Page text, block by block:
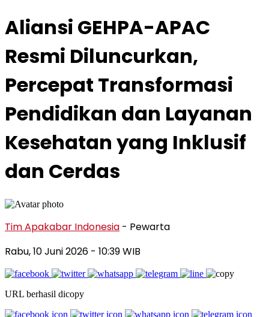
Aliansi GEHPA-APAC
Resmi Diluncurkan,
Percepat Transformasi
Pendidikan dan Layanan
Kesehatan yang Inklusif
dan Cerdas
Tim Apakabar Indonesia - Pewarta
Rabu, 10 Juni 2026 - 10:39 WIB
URL berhasil dicopy